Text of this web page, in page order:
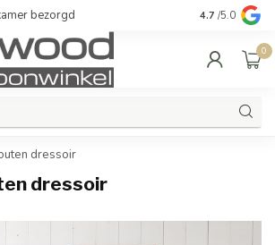
bezorgd Kwaliteit &
4.7 /5.0
0
dressoir
dressoir